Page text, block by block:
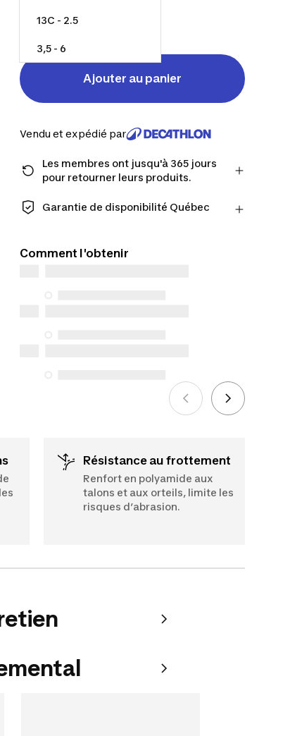
13C - 2.5
3,5 - 6
9,45 $/unité
Ajouter au panier
Vendu et expédié par
Les membres ont jusqu'à 365 jours
pour retourner leurs produits.
et obtenez plus de temps pour
En savoir plus
Garantie de disponibilité Québec
offre une vaste sélection de services de
effectués à compter du 5 octobre 2025.
Comment l'obtenir
Résistance au frottement
Renfort en polyamide aux
talons et aux orteils, limite les
risques d’abrasion.